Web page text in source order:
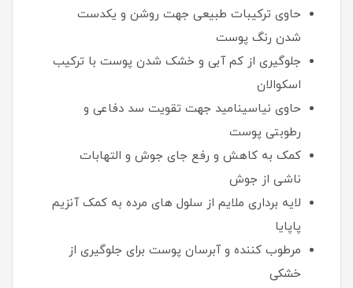
حاوی ترکیبات طبیعی جهت روشن و یکدست
شدن رنگ پوست
جلوگیری از کم آبی و خشک شدن پوست با ترکیب
اسکوالان
حاوی نیاسینامید جهت تقویت سد دفاعی و
رطوبتی پوست
کمک به کاهش و رفع جای جوش و التهابات
ناشی از جوش
لایه برداری ملایم از سلول های مرده به کمک آنزیم
پاپایا
مرطوب کننده و آبرسان پوست برای جلوگیری از
خشکی